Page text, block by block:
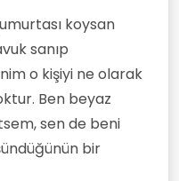
koysan
sanıp
o kişiyi ne olarak
Ben beyaz
sen de beni
bir